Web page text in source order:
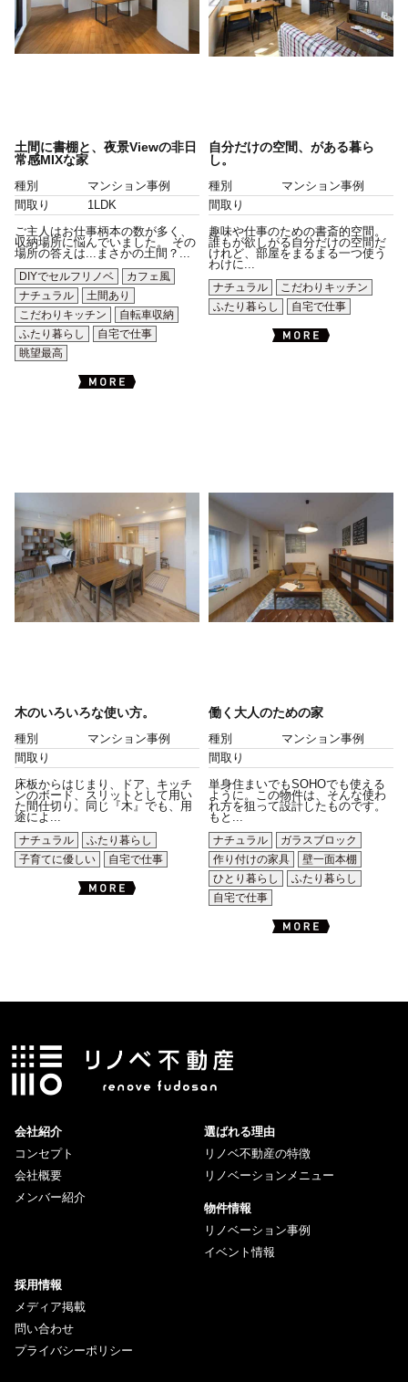
土間に書棚と、夜景Viewの非日
常感MIXな家
種別
マンション事例
間取り
1LDK
ご主人はお仕事柄本の数が多く、
収納場所に悩んでいました。 その
場所の答えは...まさかの土間？...
DIYでセルフリノベ
カフェ風
ナチュラル
土間あり
こだわりキッチン
自転車収納
ふたり暮らし
自宅で仕事
眺望最高
自分だけの空間、がある暮ら
し。
種別
マンション事例
間取り
趣味や仕事のための書斎的空間。
誰もが欲しがる自分だけの空間だ
けれど、部屋をまるまる一つ使う
わけに...
ナチュラル
こだわりキッチン
ふたり暮らし
自宅で仕事
木のいろいろな使い方。
種別
マンション事例
間取り
床板からはじまり、ドア、キッチ
ンのボード、スリットとして用い
た間仕切り。同じ『木』でも、用
途によ...
ナチュラル
ふたり暮らし
子育てに優しい
自宅で仕事
働く大人のための家
種別
マンション事例
間取り
単身住まいでもSOHOでも使える
ように。この物件は、そんな使わ
れ方を狙って設計したものです。
もと...
ナチュラル
ガラスブロック
作り付けの家具
壁一面本棚
ひとり暮らし
ふたり暮らし
自宅で仕事
会社紹介
コンセプト
会社概要
メンバー紹介
選ばれる理由
リノベ不動産の特徴
リノベーションメニュー
物件情報
リノベーション事例
イベント情報
採用情報
メディア掲載
問い合わせ
プライバシーポリシー